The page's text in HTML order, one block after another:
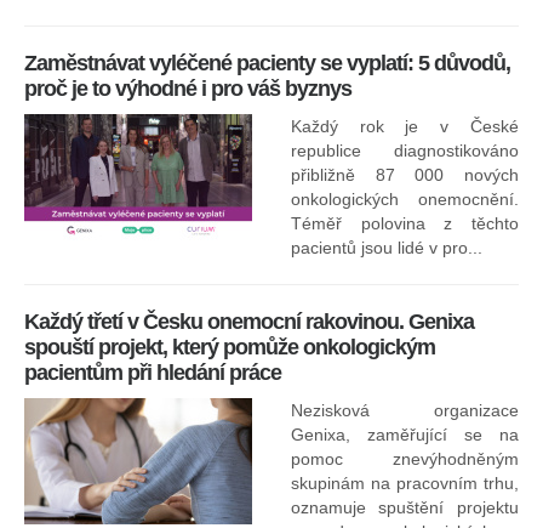
Zaměstnávat vyléčené pacienty se vyplatí: 5 důvodů,
proč je to výhodné i pro váš byznys
Každý rok je v České
republice diagnostikováno
přibližně 87 000 nových
onkologických onemocnění.
Téměř polovina z těchto
pacientů jsou lidé v pro...
Každý třetí v Česku onemocní rakovinou. Genixa
spouští projekt, který pomůže onkologickým
pacientům při hledání práce
Nezisková organizace
Genixa, zaměřující se na
pomoc znevýhodněným
skupinám na pracovním trhu,
oznamuje spuštění projektu